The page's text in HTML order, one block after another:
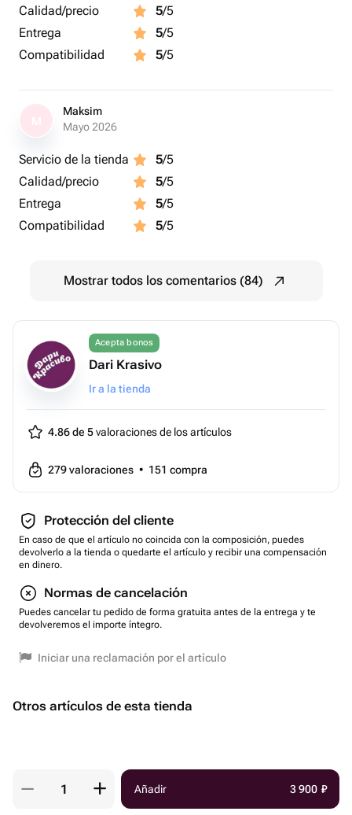
Calidad/precio 5/5
Entrega
5/5
Compatibilidad
5/5
Maksim
Mayo 2026
Servicio de la tienda 5/5
Calidad/precio
5/5
Entrega
5/5
Compatibilidad
5/5
Mostrar todos los comentarios (84)
Acepta bonos
Dari Krasivo
Ir a la tienda
4.86 de 5valoraciones de los artículos
279valoraciones • 151 compra
Protección del cliente
En caso de que el artículo no coincida con la composición, puedes
devolverlo a la tienda o quedarte el artículo y recibir una compensación
en dinero.
Normas de cancelación
Puedes cancelar tu pedido de forma gratuita antes de la entrega y te
devolveremos el importe íntegro.
Iniciar una reclamación por el artículo
Otros artículos de esta tienda
Añadir 3 900 ₽